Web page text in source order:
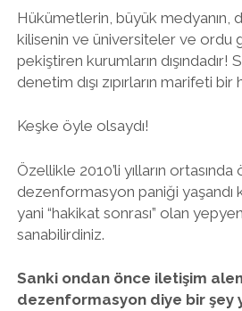
Hükümetlerin, büyük medyanın,
kilisenin ve üniversiteler ve ordu
pekiştiren kurumların dışındadır!
denetim dışı zıpırların marifeti bir
Keşke öyle olsaydı!
Özellikle 2010’li yılların
dezenformasyon paniği yaşandı
yani “hakikat sonrası” olan
sanabilirdiniz.
Sanki ondan önce iletişim
dezenformasyon diye bir şey